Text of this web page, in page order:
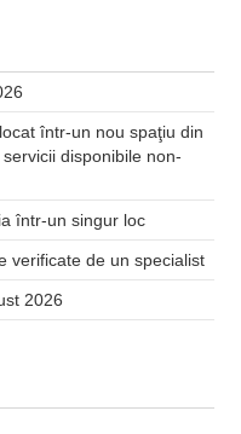
într-un nou spaţiu din
disponibile non-
într-un singur loc
verificate de un specialist
2026